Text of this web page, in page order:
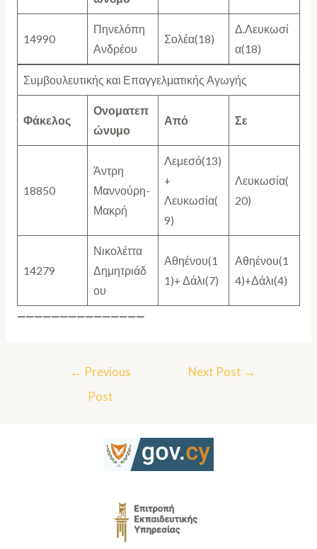
14990
Πηνελόπη
Ανδρέου
Σολέα(18)
Δ.Λευκωσί
α(18)
Συμβουλευτικής και Επαγγελματικής Αγωγής
Φάκελος
Ονοματεπ
ώνυμο
Από Σε
18850
Άντρη
Μαννούρη-
Μακρή
Λεμεσό(13)
+
Λευκωσία(
9)
Λευκωσία(
20)
14279
Νικολέττα
Δημητριάδ
ου
Αθηένου(1
1)+ Δάλι(7)
Αθηένου(1
4)+Δάλι(4)
———————————————
← Previous
Post
Next Post →